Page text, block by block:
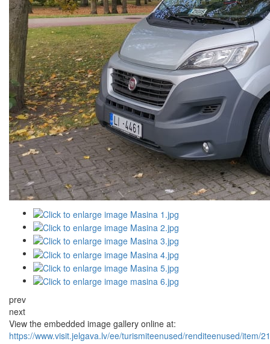
prev
next
View the embedded image gallery online at:
https://www.visit.jelgava.lv/ee/turismiteenused/renditeenused/item/